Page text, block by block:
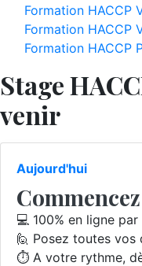
Formation HACCP
Formation HACCP
Formation HACCP
Stage
venir
Aujourd'hui
💻 100% en ligne
🙋 Posez toutes
⏱️ A votre rythme,